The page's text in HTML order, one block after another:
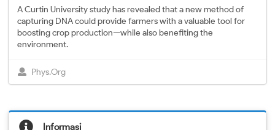
A Curtin University study has revealed that a new method of
capturing DNA could provide farmers with a valuable tool for
boosting crop production—while also benefiting the
environment.
Phys.Org
Informasi